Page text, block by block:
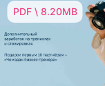
PDF \ 8.20MB